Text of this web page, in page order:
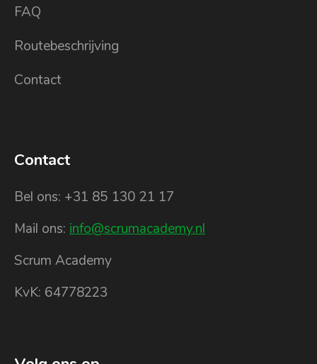
FAQ
Routebeschrijving
Contact
Contact
Bel ons: +31 85 130 21 17
Mail ons: info@scrumacademy.nl
Scrum Academy
KvK: 64778223